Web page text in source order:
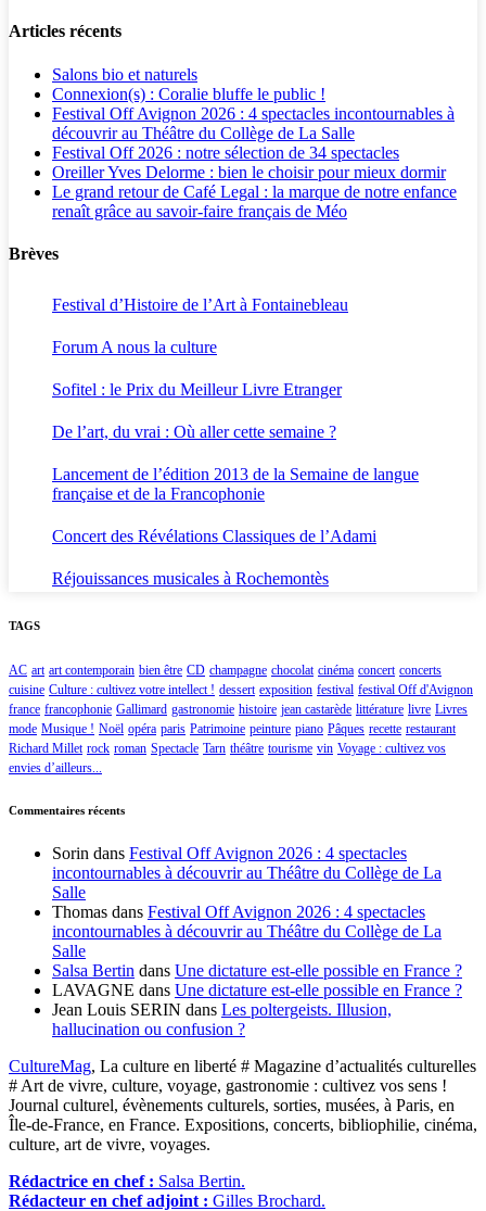
Articles récents
Salons bio et naturels
Connexion(s) : Coralie bluffe le public !
Festival Off Avignon 2026 : 4 spectacles incontournables à
découvrir au Théâtre du Collège de La Salle
Festival Off 2026 : notre sélection de 34 spectacles
Oreiller Yves Delorme : bien le choisir pour mieux dormir
Le grand retour de Café Legal : la marque de notre enfance
renaît grâce au savoir-faire français de Méo
Brèves
Festival d’Histoire de l’Art à Fontainebleau
Forum A nous la culture
Sofitel : le Prix du Meilleur Livre Etranger
De l’art, du vrai : Où aller cette semaine ?
Lancement de l’édition 2013 de la Semaine de langue
française et de la Francophonie
Concert des Révélations Classiques de l’Adami
Réjouissances musicales à Rochemontès
TAGS
AC art art contemporain bien être CD champagne chocolat cinéma concert concerts
cuisine Culture : cultivez votre intellect ! dessert exposition festival festival Off d'Avignon
france francophonie Gallimard gastronomie histoire jean castarède littérature livre Livres
mode Musique ! Noël opéra paris Patrimoine peinture piano Pâques recette restaurant
Richard Millet rock roman Spectacle Tarn théâtre tourisme vin Voyage : cultivez vos
envies d’ailleurs...
Commentaires récents
Sorin dans Festival Off Avignon 2026 : 4 spectacles
incontournables à découvrir au Théâtre du Collège de La
Salle
Thomas dans Festival Off Avignon 2026 : 4 spectacles
incontournables à découvrir au Théâtre du Collège de La
Salle
Salsa Bertin dans Une dictature est-elle possible en France ?
LAVAGNE dans Une dictature est-elle possible en France ?
Jean Louis SERIN dans Les poltergeists. Illusion,
hallucination ou confusion ?
CultureMag, La culture en liberté # Magazine d’actualités culturelles
# Art de vivre, culture, voyage, gastronomie : cultivez vos sens !
Journal culturel, évènements culturels, sorties, musées, à Paris, en
Île-de-France, en France. Expositions, concerts, bibliophilie, cinéma,
culture, art de vivre, voyages.
Rédactrice en chef : Salsa Bertin.
Rédacteur en chef adjoint : Gilles Brochard.